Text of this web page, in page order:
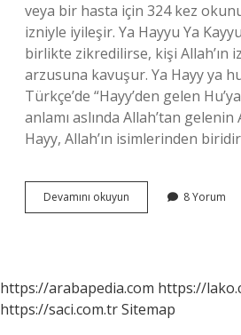
veya bir hasta için 324 kez
izniyle iyileşir. Ya Hayyu Ya
birlikte zikredilirse, kişi Allah’ın
arzusuna kavuşur. Ya Hayy ya
Türkçe’de “Hayy’den gelen
anlamı aslında Allah’tan gelenin
Hayy, Allah’ın isimlerinden
Devamını okuyun
Hayy
8 Yorum
https://arabapedia.com https://
https://saci.com.trSitemap